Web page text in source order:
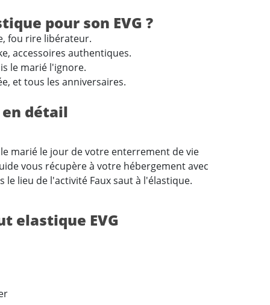
pour son EVG ?
fou rire libérateur.
accessoires authentiques.
le marié l'ignore.
et tous les anniversaires.
détail
marié le jour de votre enterrement de vie
vous récupère à votre hébergement avec
lieu de l'activité Faux saut à l'élastique.
elastique EVG